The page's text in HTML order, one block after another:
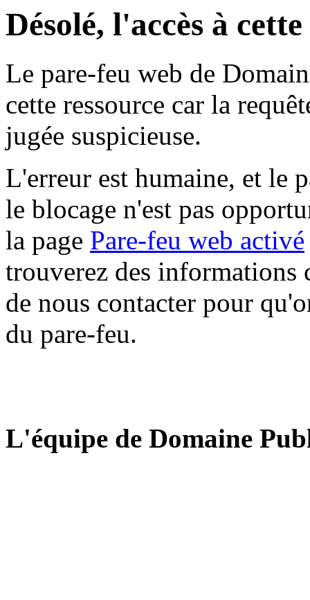
Désolé, l'accès à
Le pare-feu web de
cette ressource car la
jugée suspicieuse.
L'erreur est humaine, et le
le blocage n'est pas
la page Pare-feu web activé
trouverez des informations
de nous contacter pour
du pare-feu.
L'équipe de Domaine